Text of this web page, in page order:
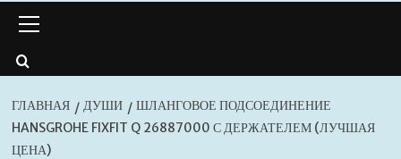
меню
ГЛАВНАЯ ДУШИ
ШЛАНГОВОЕ ПОДСОЕДИНЕНИЕ
HANSGROHE FIXFIT Q 26887000 С ДЕРЖАТЕЛЕМ (ЛУЧШАЯ
ЦЕНА)